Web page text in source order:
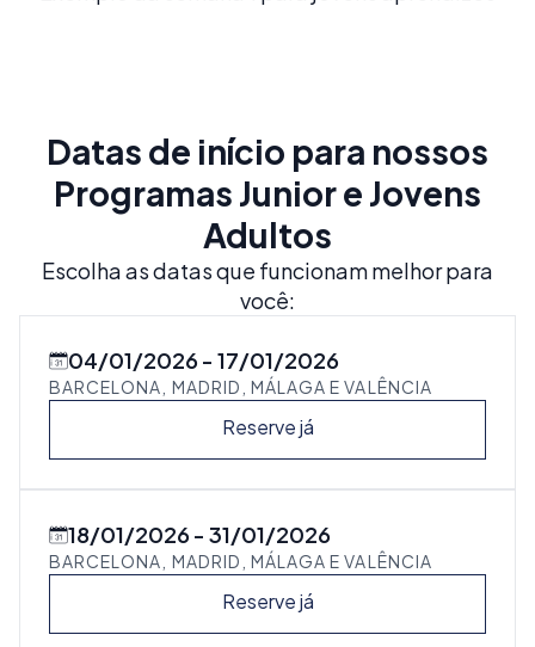
Datas de início para nossos
Programas Junior e Jovens
Adultos
Escolha as datas que funcionam melhor para
você:
04/01/2026 17/01/2026
BARCELONA, MADRID, MÁLAGA E VALÊNCIA
Reserve já
18/01/2026 31/01/2026
BARCELONA, MADRID, MÁLAGA E VALÊNCIA
Reserve já